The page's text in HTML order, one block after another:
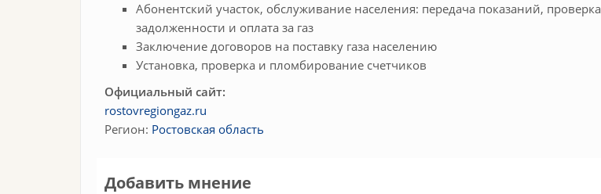
Абонентский участок, обслуживание населения: передача показаний, проверка
задолженности и оплата за газ
Заключение договоров на поставку газа населению
Установка, проверка и пломбирование счетчиков
Официальный сайт:
rostovregiongaz.ru
Регион: Ростовская область
Добавить мнение